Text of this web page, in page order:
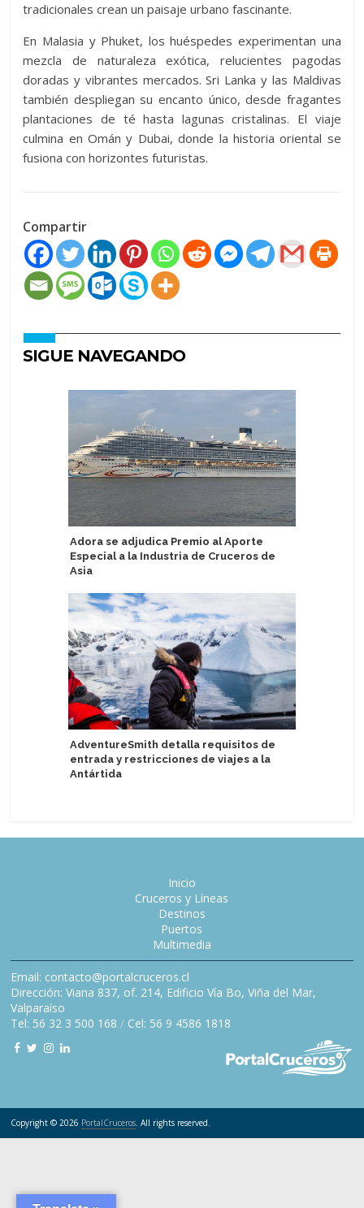
tradicionales crean un paisaje urbano fascinante.
En Malasia y Phuket, los huéspedes experimentan una
mezcla de naturaleza exótica, relucientes pagodas
doradas y vibrantes mercados. Sri Lanka y las Maldivas
también despliegan su encanto único, desde fragantes
plantaciones de té hasta lagunas cristalinas. El viaje
culmina en Omán y Dubai, donde la historia oriental se
fusiona con horizontes futuristas.
Compartir
SIGUE NAVEGANDO
Adora se adjudica Premio al Aporte
Especial a la Industria de Cruceros de
Asia
AdventureSmith detalla requisitos de
entrada y restricciones de viajes a la
Antártida
Inicio
Cruceros y Líneas
Destinos
Puertos
Multimedia
Email: contacto@portalcruceros.cl
Dirección: Viana 837, of. 214, Edificio Vía Bo, Viña del Mar,
Valparaíso
Tel: 56 32 3 500 168 / Cel: 56 9 4586 1818
Copyright © 2026 PortalCruceros. All rights reserved.